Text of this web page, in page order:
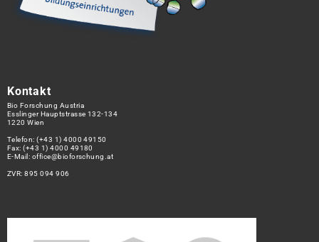
Kontakt
Bio Forschung Austria
Esslinger Hauptstrasse 132-134
1220 Wien
Telefon:(+43 1) 4000 49150
Fax: (+43 1) 4000 49180
E-Mail: office@bioforschung.at
ZVR: 895 094 906